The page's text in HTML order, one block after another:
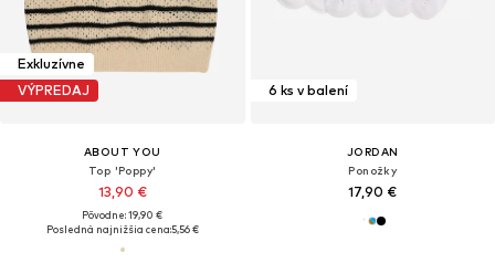
Exkluzívne
VÝPREDAJ
ABOUT YOU
Top 'Poppy'
13,90 €
Pôvodne: 19,90 €
Posledná najnižšia cena:5,56 €
6 ks v balení
JORDAN
Ponožky
17,90 €